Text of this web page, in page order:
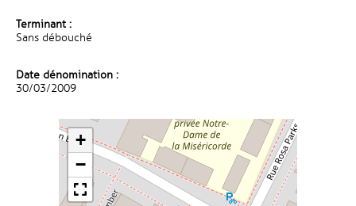
Terminant :
Sans débouché
Date dénomination :
30/03/2009
+
−